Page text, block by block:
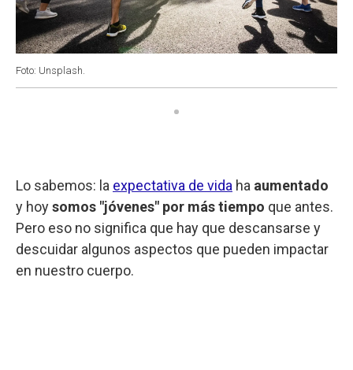
Foto: Unsplash.
Lo sabemos: la expectativa de vida ha aumentado
y hoysomos "jóvenes" por más tiempo que antes.
Pero eso no significa que hay que descansarse y
descuidar algunos aspectos que pueden impactar
en nuestro cuerpo.